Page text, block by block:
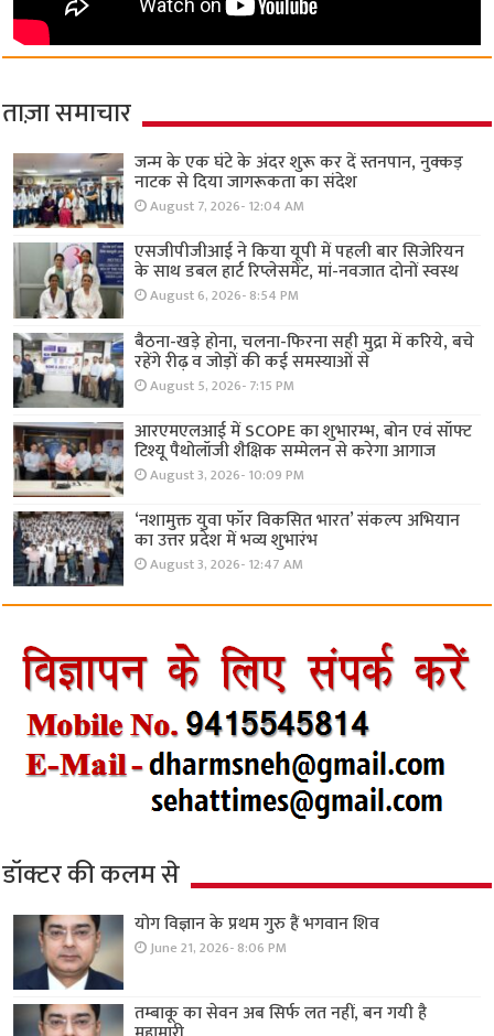
ताज़ा समाचार
जन्म के एक घंटे के अंदर शुरू कर दें स्तनपान, नुक्कड़
नाटक से दिया जागरूकता का संदेश
August 7, 2026- 12:04 AM
एसजीपीजीआई ने किया यूपी में पहली बार सिजेरियन
के साथ डबल हार्ट रिप्लेसमेंट, मां-नवजात दोनों स्वस्थ
August 6, 2026- 8:54 PM
बैठना-खड़े होना, चलना-फिरना सही मुद्रा में करिये, बचे
रहेंगे रीढ़ व जोड़ों की कई समस्याओं से
August 5, 2026- 7:15 PM
आरएमएलआई में SCOPE का शुभारम्भ, बोन एवं सॉफ्ट
टिश्यू पैथोलॉजी शैक्षिक सम्मेलन से करेगा आगाज
August 3, 2026- 10:09 PM
‘नशामुक्त युवा फॉर विकसित भारत’ संकल्प अभियान
का उत्तर प्रदेश में भव्य शुभारंभ
August 3, 2026- 12:47 AM
डॉक्टर की कलम से
योग विज्ञान के प्रथम गुरु हैं भगवान शिव
June 21, 2026- 8:06 PM
तम्बाकू का सेवन अब सिर्फ लत नहीं, बन गयी है